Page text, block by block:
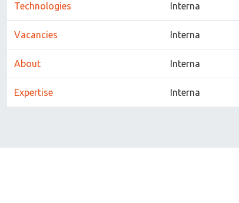
Technologies Interna
Vacancies Interna
About Interna
Expertise Interna